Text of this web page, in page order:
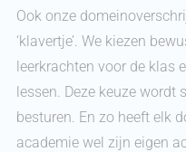
Ook onze
‘klavertje’. We kiezen
leerkrachten voor de klas
lessen. Deze keuze wordt
besturen. En zo heeft elk
academie wel zijn eigen